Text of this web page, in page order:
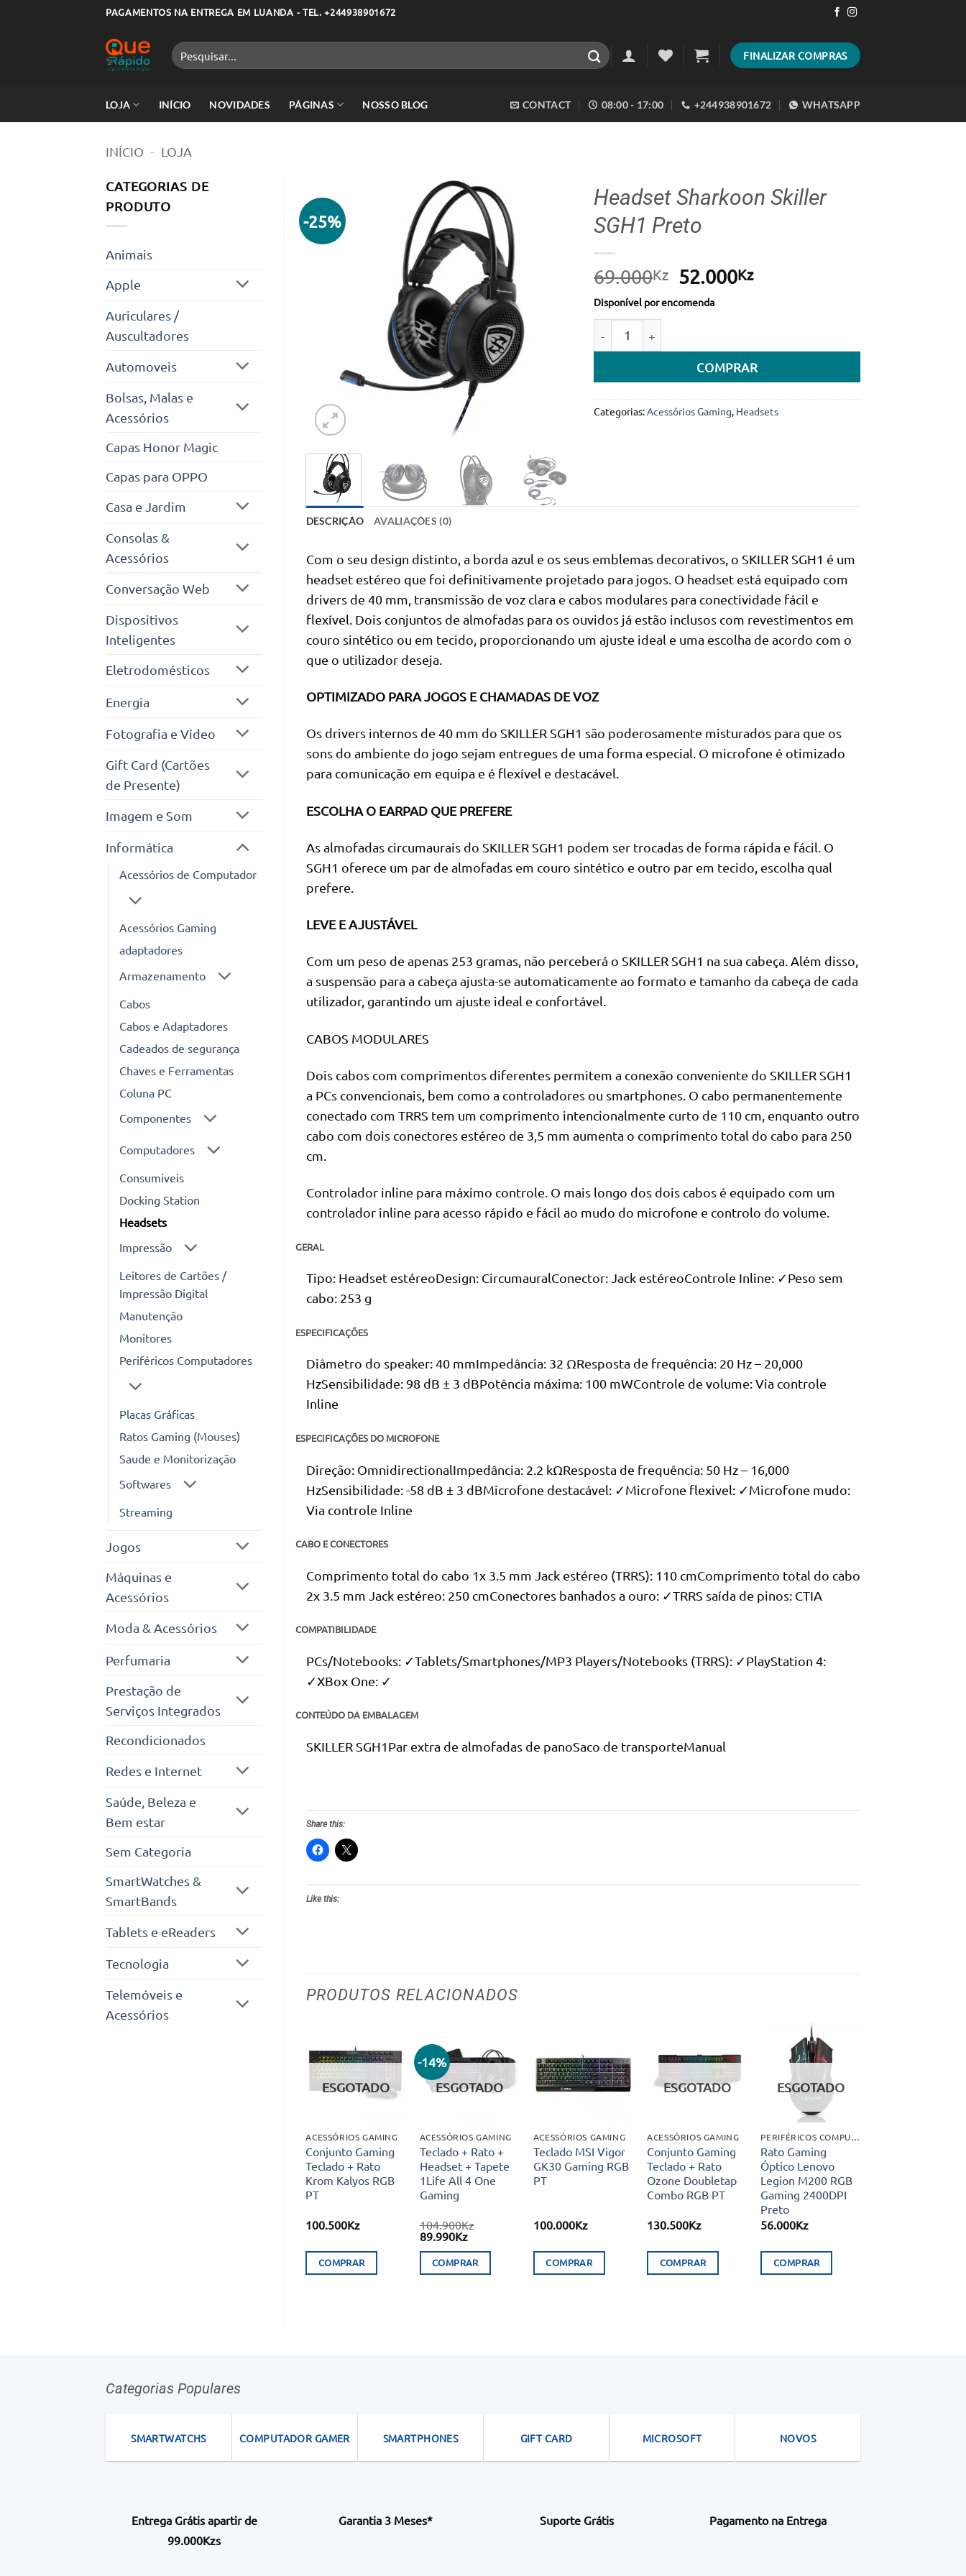
PAGAMENTOS NA ENTREGA EM LUANDA - TEL. +244938901672
Pesquisar
por:
FINALIZAR COMPRAS
LOJA INÍCIO NOVIDADES PÁGINAS NOSSO BLOG CONTACT 08:00 - 17:00 +244938901672 WHATSAPP
INÍCIO - LOJA
CATEGORIAS DE
PRODUTO
Animais
Apple
Auriculares /
Auscultadores
Automoveis
Bolsas, Malas e
Acessórios
Capas Honor Magic
Capas para OPPO
Casa e Jardim
Consolas &
Acessórios
Conversação Web
Dispositivos
Inteligentes
Eletrodomésticos
Energia
Fotografia e Vídeo
Gift Card (Cartões
de Presente)
Imagem e Som
Informática
Acessórios de Computador
Acessórios Gaming
adaptadores
Armazenamento
Cabos
Cabos e Adaptadores
Cadeados de segurança
Chaves e Ferramentas
Coluna PC
Componentes
Computadores
Consumiveis
Docking Station
Headsets
Impressão
Leitores de Cartões /
Impressão Digital
Manutenção
Monitores
Periféricos Computadores
Placas Gráficas
Ratos Gaming (Mouses)
Saude e Monitorização
Softwares
Streaming
Jogos
Máquinas e
Acessórios
Moda & Acessórios
Perfumaria
Prestação de
Serviços Integrados
Recondicionados
Redes e Internet
Saúde, Beleza e
Bem estar
Sem Categoria
SmartWatches &
SmartBands
Tablets e eReaders
Tecnologia
Telemóveis e
Acessórios
-25%
Adicionar
aos meus
Headset Sharkoon Skiller
SGH1 Preto
69.000Kz O
preço
original
69.000Kz.
52.000KzO
52.000Kz.
Disponível por encomenda
COMPRAR
Categorias:Acessórios Gaming, Headsets
DESCRIÇÃO AVALIAÇÕES (0)
Com o seu design distinto, a borda azul e os seus emblemas decorativos, o SKILLER SGH1 é um
headset estéreo que foi definitivamente projetado para jogos. O headset está equipado com
drivers de 40 mm, transmissão de voz clara e cabos modulares para conectividade fácil e
flexível. Dois conjuntos de almofadas para os ouvidos já estão inclusos com revestimentos em
couro sintético ou em tecido, proporcionando um ajuste ideal e uma escolha de acordo com o
que o utilizador deseja.
OPTIMIZADO PARA JOGOS E CHAMADAS DE VOZ
Os drivers internos de 40 mm do SKILLER SGH1 são poderosamente misturados para que os
sons do ambiente do jogo sejam entregues de uma forma especial. O microfone é otimizado
para comunicação em equipa e é flexível e destacável.
ESCOLHA O EARPAD QUE PREFERE
As almofadas circumaurais do SKILLER SGH1 podem ser trocadas de forma rápida e fácil. O
SGH1 oferece um par de almofadas em couro sintético e outro par em tecido, escolha qual
prefere.
LEVE E AJUSTÁVEL
Com um peso de apenas 253 gramas, não perceberá o SKILLER SGH1 na sua cabeça. Além disso,
a suspensão para a cabeça ajusta-se automaticamente ao formato e tamanho da cabeça de cada
utilizador, garantindo um ajuste ideal e confortável.
CABOS MODULARES
Dois cabos com comprimentos diferentes permitem a conexão conveniente do SKILLER SGH1
a PCs convencionais, bem como a controladores ou smartphones. O cabo permanentemente
conectado com TRRS tem um comprimento intencionalmente curto de 110 cm, enquanto outro
cabo com dois conectores estéreo de 3,5 mm aumenta o comprimento total do cabo para 250
cm.
Controlador inline para máximo controle. O mais longo dos dois cabos é equipado com um
controlador inline para acesso rápido e fácil ao mudo do microfone e controlo do volume.
GERAL
Tipo: Headset estéreoDesign: CircumauralConector: Jack estéreoControle Inline: ✓Peso sem
cabo: 253 g
ESPECIFICAÇÕES
Diâmetro do speaker: 40 mmImpedância: 32 ΩResposta de frequência: 20 Hz – 20,000
HzSensibilidade: 98 dB ± 3 dBPotência máxima: 100 mWControle de volume: Via controle
Inline
ESPECIFICAÇÕES DO MICROFONE
Direção: OmnidirectionalImpedância: 2.2 kΩResposta de frequência: 50 Hz – 16,000
HzSensibilidade: -58 dB ± 3 dBMicrofone destacável: ✓Microfone flexivel: ✓Microfone mudo:
Via controle Inline
CABO E CONECTORES
Comprimento total do cabo 1x 3.5 mm Jack estéreo (TRRS): 110 cmComprimento total do cabo
2x 3.5 mm Jack estéreo: 250 cmConectores banhados a ouro: ✓TRRS saída de pinos: CTIA
COMPATIBILIDADE
PCs/Notebooks: ✓Tablets/Smartphones/MP3 Players/Notebooks (TRRS): ✓PlayStation 4:
✓XBox One: ✓
CONTEÚDO DA EMBALAGEM
SKILLER SGH1Par extra de almofadas de panoSaco de transporteManual
Share this:
Like this:
PRODUTOS RELACIONADOS
Adicionar
aos meus
desejos
ESGOTADO
ACESSÓRIOS GAMING
Conjunto Gaming
Teclado + Rato
Krom Kalyos RGB
PT
100.500Kz
COMPRAR
-14%
Adicionar
aos meus
desejos
ESGOTADO
ACESSÓRIOS GAMING
Teclado + Rato +
Headset + Tapete
1Life All 4 One
Gaming
104.900Kz
O
original
era:
89.990KzO
atual
é:
COMPRAR
Adicionar
aos meus
desejos
ACESSÓRIOS GAMING
Teclado MSI Vigor
GK30 Gaming RGB
PT
100.000Kz
COMPRAR
Adicionar
aos meus
desejos
ESGOTADO
ACESSÓRIOS GAMING
Conjunto Gaming
Teclado + Rato
Ozone Doubletap
Combo RGB PT
130.500Kz
COMPRAR
Adicionar
aos meus
desejos
ESGOTADO
PERIFÉRICOS COMPUTADORES
Rato Gaming
Óptico Lenovo
Legion M200 RGB
Gaming 2400DPI
Preto
56.000Kz
COMPRAR
Categorias Populares
SMARTWATCHS COMPUTADOR GAMER SMARTPHONES GIFT CARD MICROSOFT NOVOS
Entrega Grátis apartir de
99.000Kzs
Garantia 3 Meses* Suporte Grátis Pagamento na Entrega